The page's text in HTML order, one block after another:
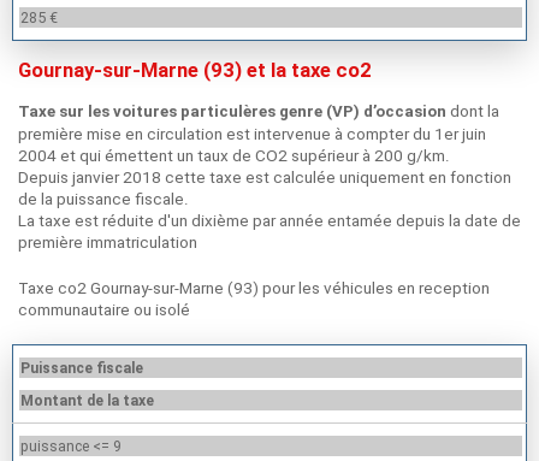
285 €
Gournay-sur-Marne (93) et la taxe co2
Taxe sur les voitures particulères genre (VP) d’occasion dont la
première mise en circulation est intervenue à compter du 1er juin
2004 et qui émettent un taux de CO2 supérieur à 200 g/km.
Depuis janvier 2018 cette taxe est calculée uniquement en fonction
de la puissance fiscale.
La taxe est réduite d'un dixième par année entamée depuis la date de
première immatriculation
Taxe co2 Gournay-sur-Marne (93) pour les véhicules en reception
communautaire ou isolé
Puissance fiscale
Montant de la taxe
puissance <= 9